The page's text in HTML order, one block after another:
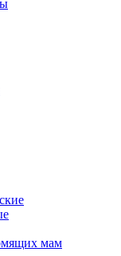
мам